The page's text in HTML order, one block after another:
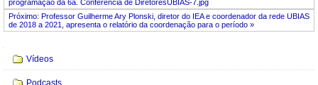
programação da 6a. Conferência de DiretoresUBIAS-7.jpg
Próximo: Professor Guilherme Ary Plonski, diretor do IEA e coordenador da rede UBIAS
de 2018 a 2021, apresenta o relatório da coordenação para o período »
Vídeos
Podcasts